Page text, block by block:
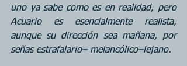
uno ya sabe como es en realidad, pero
Acuario es esencialmente realista,
aunque su dirección sea mañana, por
señas estrafalario– melancólico–lejano.